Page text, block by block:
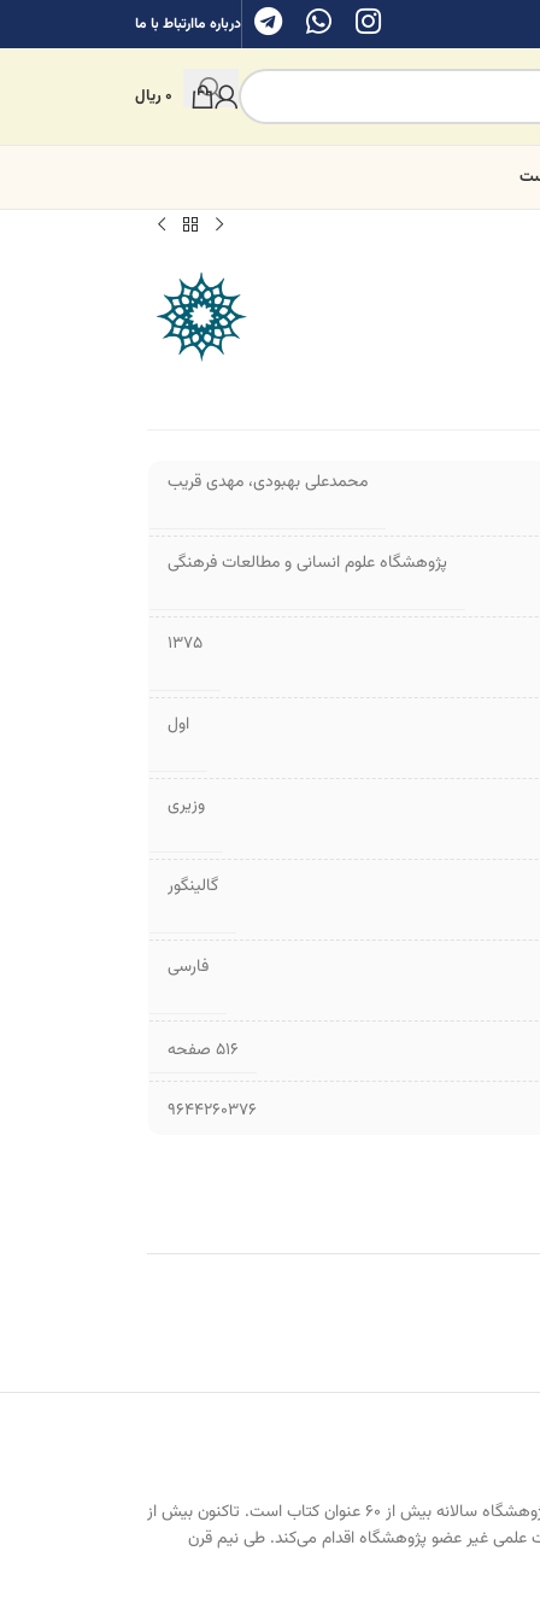
درباره ماارتباط با ما
0ریال
محمدعلی بهبودی،مهدی قریب
پژوهشگاه علوم انسانی و مطالعات فرهنگی
1375
اول
وزیری
گالینگور
فارسی
۵۱۶ صفحه
9644260376
با هدف تولید و توزیع کتاب و انتشار آثار محققان داخل و خارج پژوهشگاه فعالیت می‌کند. ظرفیت چاپ کتاب در پژوهشگاه سالانه بیش از ۶۰ عنوان کتاب است. تاکنون بیش از
علمی غیر عضو پژوهشگاه اقدام می‌کند. طی نیم قرن